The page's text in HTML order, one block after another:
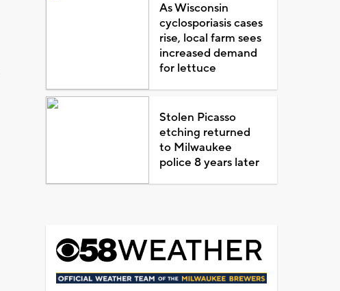
As Wisconsin
cyclosporiasis cases
rise, local farm sees
increased demand
for lettuce
Stolen Picasso
etching returned
to Milwaukee
police 8 years later